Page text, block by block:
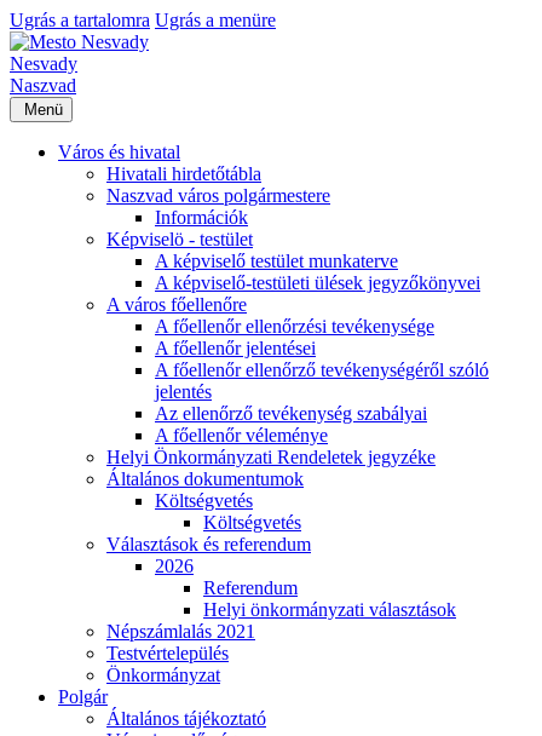
Ugrás a tartalomra Ugrás a menüre
Nesvady
Naszvad
Menü
Város és hivatal
Hivatali hirdetőtábla
Naszvad város polgármestere
Információk
Képviselö - testület
A képviselő testület munkaterve
A képviselő-testületi ülések jegyzőkönyvei
A város főellenőre
A főellenőr ellenőrzési tevékenysége
A főellenőr jelentései
A főellenőr ellenőrző tevékenységéről szóló
jelentés
Az ellenőrző tevékenység szabályai
A főellenőr véleménye
Helyi Önkormányzati Rendeletek jegyzéke
Általános dokumentumok
Költségvetés
Költségvetés
Választások és referendum
2026
Referendum
Helyi önkormányzati választások
Népszámlalás 2021
Testvértelepülés
Önkormányzat
Polgár
Általános tájékoztató